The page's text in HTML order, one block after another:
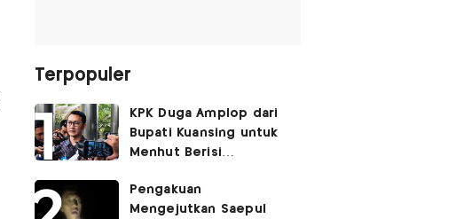
Terpopuler
KPK Duga Amplop dari
Bupati Kuansing untuk
Menhut Berisi
Pengembaliannya
Belum Utuh
Pengakuan
Mengejutkan Saepul